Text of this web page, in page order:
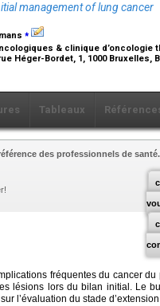
management of lung cancer
⁎
& clinique d’oncologie
Héger-Bordet, 1, 1000 Bruxelles,
Tableaux
des professionnels de santé.
fréquentes du cancer
lésions lors du bilan initial. Le
l’évaluation du stade